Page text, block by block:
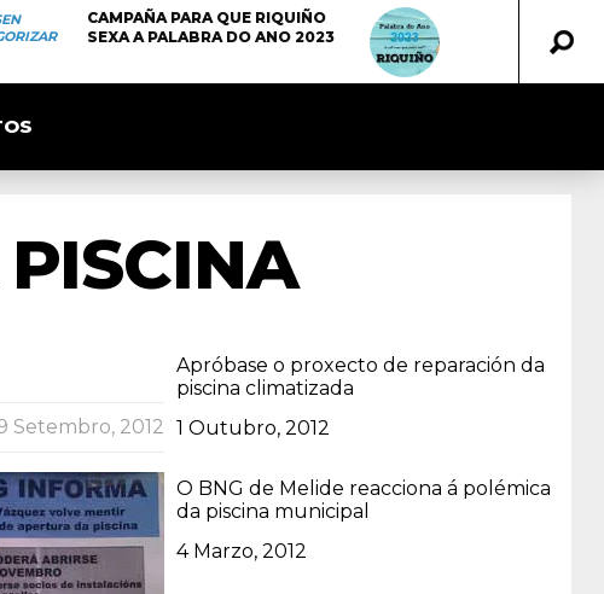
CAMPAÑA PARA QUE RIQUIÑO
SEXA A PALABRA DO ANO 2023
Setembro, 2012
Apróbase o proxecto de reparación da
piscina climatizada
Data
1 Outubro, 2012
O BNG de Melide reacciona á polémica
da piscina municipal
Data
4 Marzo, 2012